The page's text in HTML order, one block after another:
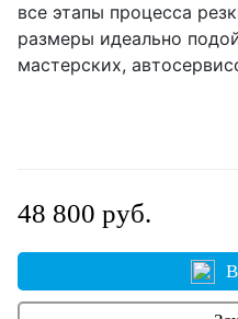
все этапы процесса
размеры идеально
мастерских,
48 800 руб.